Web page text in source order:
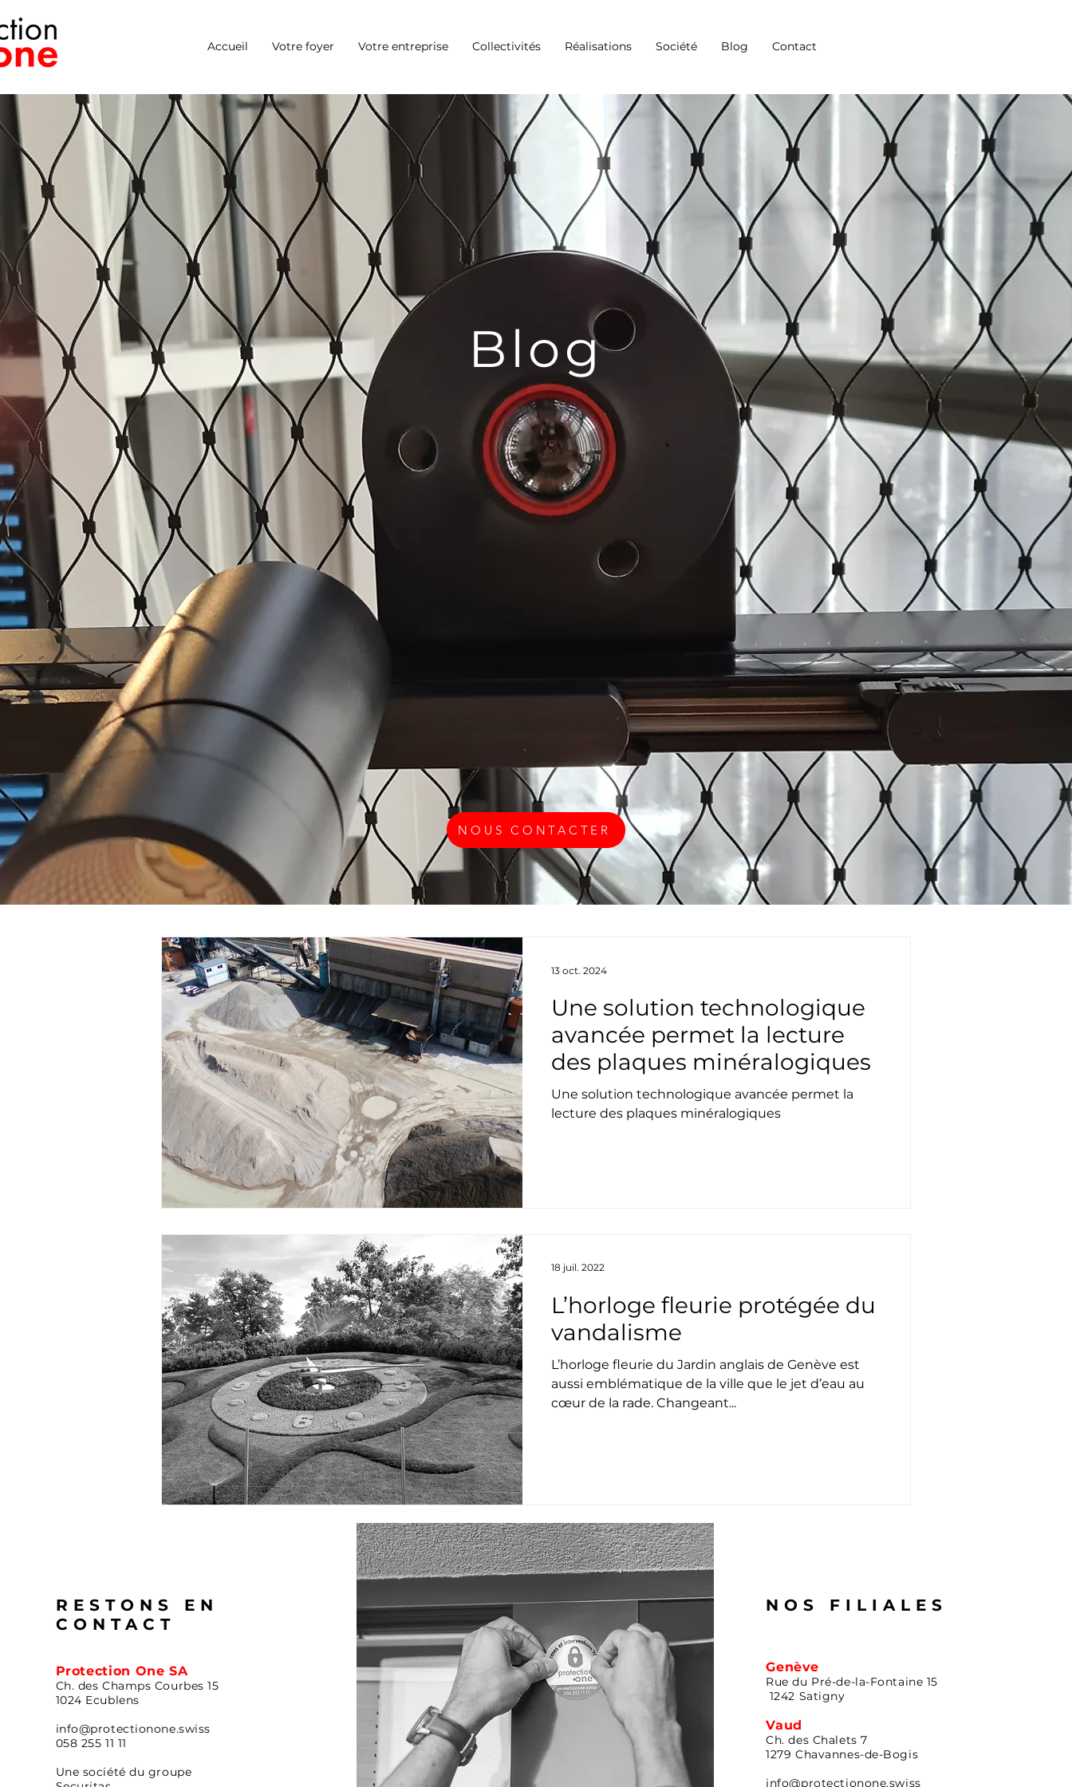
Accueil Votre foyer Votre entreprise Collectivités Réalisations Société Blog Contact
Blog
NOUS CONTACTER
Une solution technologique
avancée permet la lecture
des plaques minéralogiques
Une solution technologique avancée permet la
lecture des plaques minéralogiques
13 oct. 2024
L’horloge fleurie protégée du
vandalisme
L’horloge fleurie du Jardin anglais de Genève est
aussi emblématique de la ville que le jet d’eau au
cœur de la rade. Changeant...
18 juil. 2022
RESTONS EN
CONTACT
Protection One SA
Ch. des Champs Courbes 15
1024 Ecublens
info@protectionone.swiss
058 255 11 11
Une société du groupe
NOS FILIALES
Genève
Rue du Pré-de-la-Fontaine 15
1242 Satigny
Vaud
Ch. des Chalets 7
1279 Chavannes-de-Bogis
info@protectionone.swiss